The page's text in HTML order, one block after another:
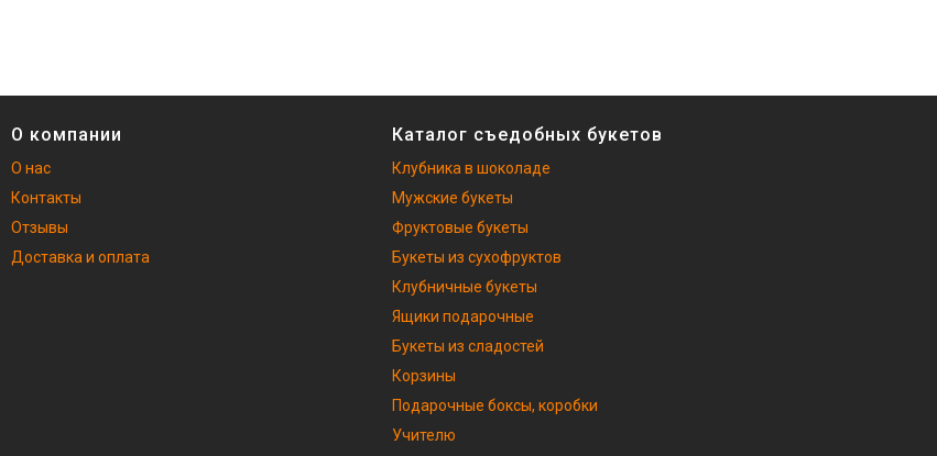
О компании
О нас
Контакты
Отзывы
Доставка и оплата
Каталог съедобных букетов
Клубника в шоколаде
Мужские букеты
Фруктовые букеты
Букеты из сухофруктов
Клубничные букеты
Ящики подарочные
Букеты из сладостей
Корзины
Подарочные боксы, коробки
Учителю